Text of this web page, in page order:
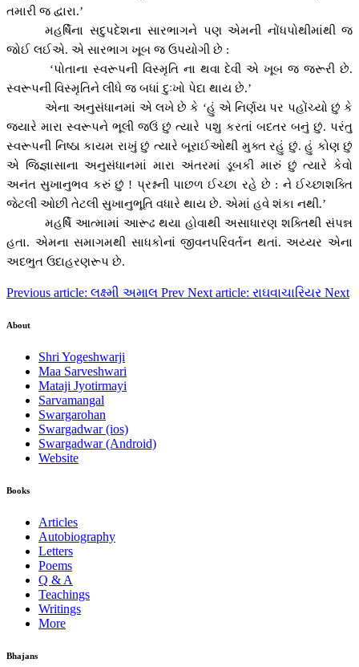
તમારી જ દ્વારા.’
મહર્ષિના સદુપદેશના સારભાગને પણ એમની નોંધપોથીમાંથી જ
જોઈ લઈએ. એ સારભાગ ખૂબ જ ઉપયોગી છે :
‘પોતાના સ્વરૂપની વિસ્મૃતિ ના થવા દેવી એ ખૂબ જ જરૂરી છે.
સ્વરૂપની વિસ્મૃતિને લીધે જ બધાં દુઃખો પેદા થાય છે.’
એના અનુસંધાનમાં એ લખે છે કે ‘હું એ નિર્ણય પર પહોંચ્યો છું કે
જ્યારે મારા સ્વરૂપને ભૂલી જઉં છું ત્યારે પશુ કરતાં બદતર બનું છું. પરંતુ
સ્વરૂપની નિષ્ઠા કાયમ રાખું છું ત્યારે બૂરાઈઓથી મુક્ત રહું છું. હું કોણ છું
એ જિજ્ઞાસાના અનુસંધાનમાં મારા અંતરમાં ડૂબકી મારું છું ત્યારે કેવો
અનંત સુખાનુભવ કરું છું ! પ્રશ્નની પાછળ ઈચ્છા રહે છે : ને ઈચ્છાશક્તિ
જેટલી ઓછી તેટલી સુખાનુભૂતિ વધારે થાય છે. એમાં હવે શંકા નથી.’
મહર્ષિ આત્મામાં આરૂઢ થયા હોવાથી અસાધારણ શક્તિથી સંપન્ન
હતા. એમના સમાગમથી સાધકોનાં જીવનપરિવર્તન થતાં. અય્યર એના
અદભુત ઉદાહરણરૂપ છે.
Previous article: લક્ષ્મી અમાલ Prev Next article: રાઘવાચારિયર Next
About
Shri Yogeshwarji
Maa Sarveshwari
Mataji Jyotirmayi
Sarvamangal
Swargarohan
Swargadwar (ios)
Swargadwar (Android)
Website
Books
Articles
Autobiography
Letters
Poems
Q & A
Teachings
Writings
More
Bhajans